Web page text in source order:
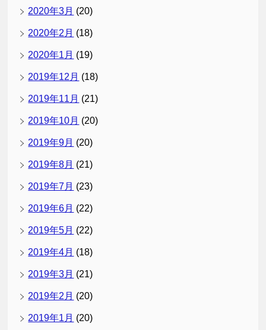
2020年3月 (20)
2020年2月 (18)
2020年1月 (19)
2019年12月 (18)
2019年11月 (21)
2019年10月 (20)
2019年9月 (20)
2019年8月 (21)
2019年7月 (23)
2019年6月 (22)
2019年5月 (22)
2019年4月 (18)
2019年3月 (21)
2019年2月 (20)
2019年1月 (20)